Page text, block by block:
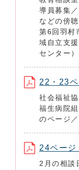
導員募集
などの傍
第6回羽村
域自立支
センター
22・23
社会福祉
福生病院
のページ
24ペー
2月の相談